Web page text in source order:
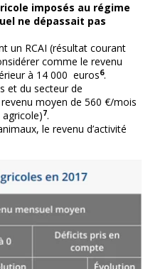
imposés au régime
ne dépassait pas
un RCAI (résultat courant
comme le revenu
à 14 000 euros6.
et du secteur de
moyen de 560 €/mois
7.
le revenu d’activité